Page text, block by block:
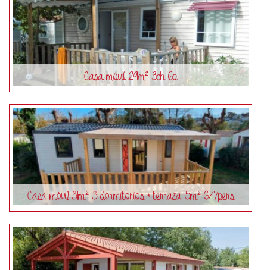
Casa móvil 29m² 3ch 6p
Casa móvil 31m² 3 dormitorios + terraza 15m² 6/7pers